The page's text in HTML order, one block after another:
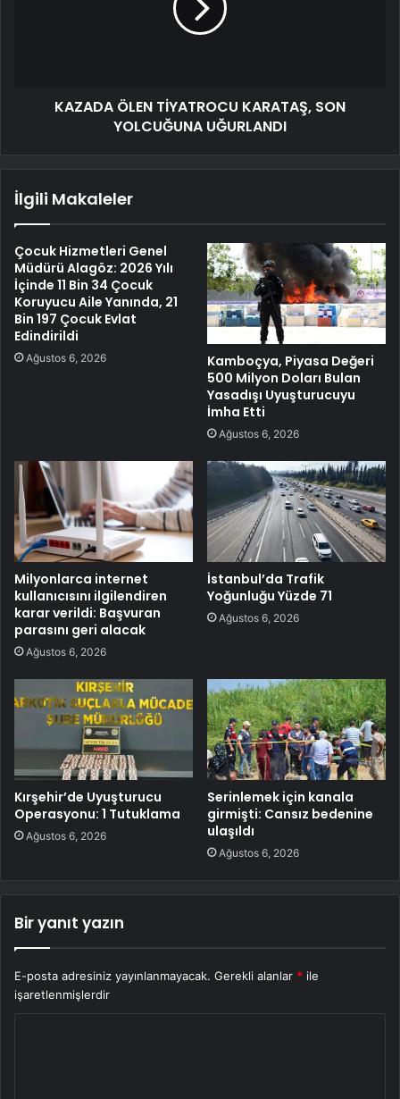
KAZADA ÖLEN TİYATROCU KARATAŞ, SON
YOLCUĞUNA UĞURLANDI
İlgili Makaleler
Çocuk Hizmetleri Genel
Müdürü Alagöz: 2026 Yılı
İçinde 11 Bin 34 Çocuk
Koruyucu Aile Yanında, 21
Bin 197 Çocuk Evlat
Edindirildi
Ağustos 6, 2026
Kamboçya, Piyasa Değeri
500 Milyon Doları Bulan
Yasadışı Uyuşturucuyu
İmha Etti
Ağustos 6, 2026
Milyonlarca internet
kullanıcısını ilgilendiren
karar verildi: Başvuran
parasını geri alacak
Ağustos 6, 2026
İstanbul’da Trafik
Yoğunluğu Yüzde 71
Ağustos 6, 2026
Kırşehir’de Uyuşturucu
Operasyonu: 1 Tutuklama
Ağustos 6, 2026
Serinlemek için kanala
girmişti: Cansız bedenine
ulaşıldı
Ağustos 6, 2026
Bir yanıt yazın
E-posta adresiniz yayınlanmayacak. Gerekli alanlar * ile
işaretlenmişlerdir